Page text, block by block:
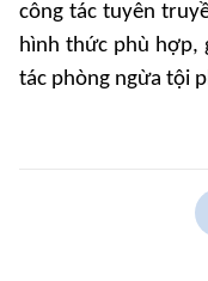
công tác tuyên
hình thức phù hợp,
tác phòng ngừa tội